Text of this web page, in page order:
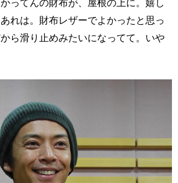
ってんの財布が、屋根の上に。嬉し
れは。財布レザーでよかったと思っ
ら滑り止めみたいになってて。いや